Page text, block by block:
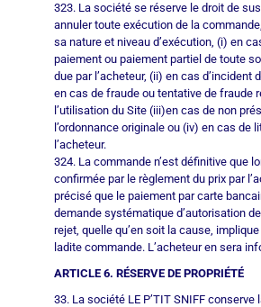
323. La société se réserve le droit de
annuler toute exécution de la
sa nature et niveau d’exécution, (i) en
paiement ou paiement partiel de toute
due par l’acheteur, (ii) en cas d’incident
en cas de fraude ou tentative de fraude
l’utilisation du Site (iii)en cas de non
l’ordonnance originale ou (iv) en cas de
l’acheteur.
324. La commande n’est définitive que
confirmée par le règlement du prix par
précisé que le paiement par carte
demande systématique d’autorisation
rejet, quelle qu’en soit la cause, implique
ladite commande. L’acheteur en sera
ARTICLE 6. RÉSERVE DE PROPRIÉTÉ
33. La société LE P’TIT SNIFF conserve